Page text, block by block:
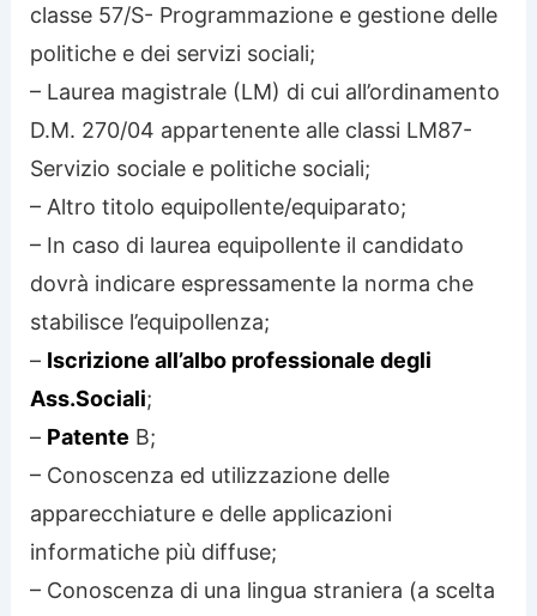
classe 57/S- Programmazione e gestione delle
politiche e dei servizi sociali;
– Laurea magistrale (LM) di cui all’ordinamento
D.M. 270/04 appartenente alle classi LM87-
Servizio sociale e politiche sociali;
– Altro titolo equipollente/equiparato;
– In caso di laurea equipollente il candidato
dovrà indicare espressamente la norma che
stabilisce l’equipollenza;
– Iscrizione all’albo professionale degli
Ass.Sociali;
– Patente B;
– Conoscenza ed utilizzazione delle
apparecchiature e delle applicazioni
informatiche più diffuse;
– Conoscenza di una lingua straniera (a scelta